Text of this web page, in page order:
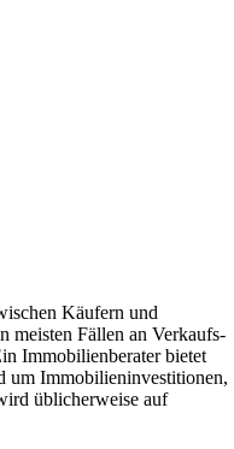
Käufern und
meisten Fällen an Verkaufs-
Immobilienberater bietet
um Immobilieninvestitionen,
üblicherweise auf